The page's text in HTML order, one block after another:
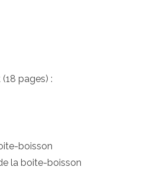
pages) :
boisson
la boite-boisson